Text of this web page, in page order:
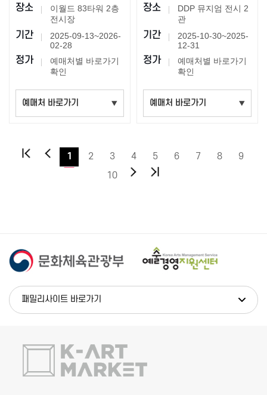
장소
이월드 83타워 2층
전시장
기간
2025-09-13~2026-
02-28
정가
예매처별 바로가기
확인
장소
DDP 뮤지엄 전시 2
관
기간
2025-10-30~2025-
12-31
정가
예매처별 바로가기
확인
1 2 3 4 5 6 7 8
9
10